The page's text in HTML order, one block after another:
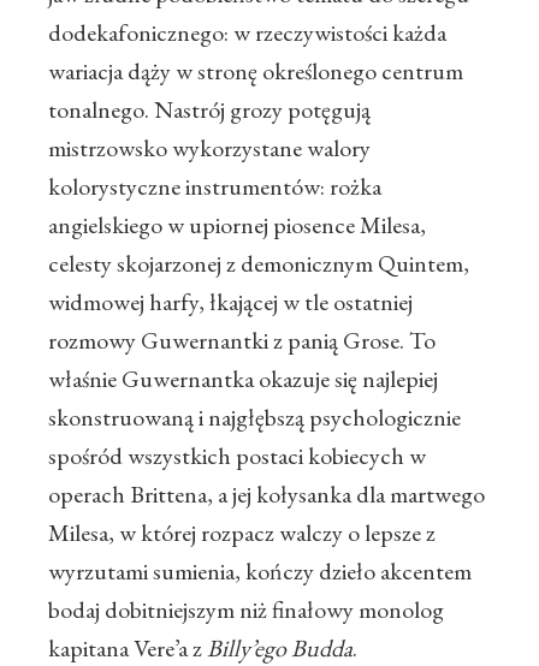
dodekafonicznego: w rzeczywistości każda
wariacja dąży w stronę określonego centrum
tonalnego. Nastrój grozy potęgują
mistrzowsko wykorzystane walory
kolorystyczne instrumentów: rożka
angielskiego w upiornej piosence Milesa,
celesty skojarzonej z demonicznym Quintem,
widmowej harfy, łkającej w tle ostatniej
rozmowy Guwernantki z panią Grose. To
właśnie Guwernantka okazuje się najlepiej
skonstruowaną i najgłębszą psychologicznie
spośród wszystkich postaci kobiecych w
operach Brittena, a jej kołysanka dla martwego
Milesa, w której rozpacz walczy o lepsze z
wyrzutami sumienia, kończy dzieło akcentem
bodaj dobitniejszym niż finałowy monolog
kapitana Vere’a zBilly’ego Budda.